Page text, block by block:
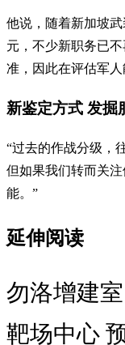
他说，随着新加坡
元，不少新职务已
准，因此在评估军人
新鉴定方式 发掘
“过去的作战分级，
但如果我们转而关
能。”
延伸阅读
勿洛增建
靶场中心